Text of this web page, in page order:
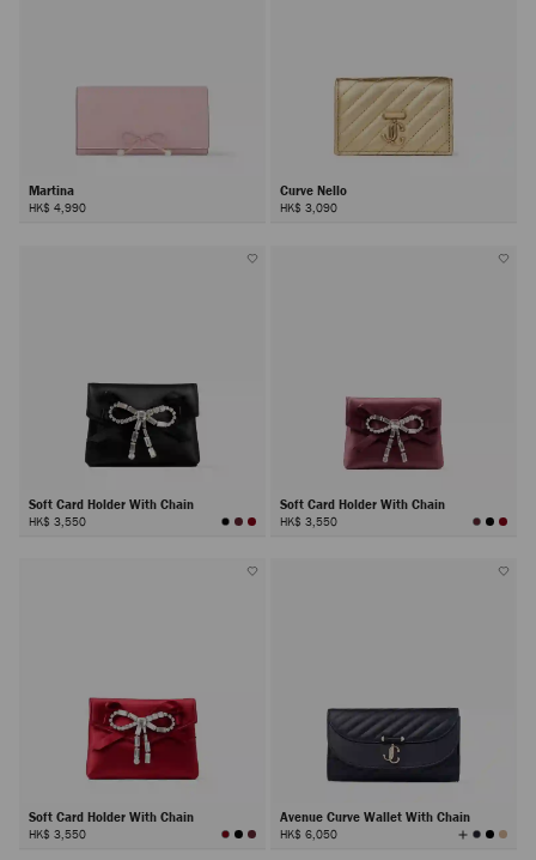
Martina
HK$ 4,990
Curve Nello
HK$ 3,090
Soft Card Holder With Chain
HK$ 3,550
Soft Card Holder With Chain
HK$ 3,550
Soft Card Holder With Chain
HK$ 3,550
Avenue Curve Wallet With Chain
HK$ 6,050 查
看